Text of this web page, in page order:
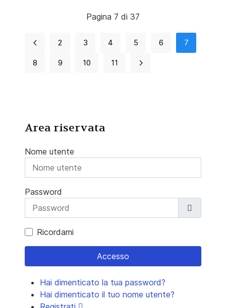
Pagina 7 di 37
2 3 4 5 6 7
8 9 10 11
Area riservata
Nome utente
Password
Ricordami
Accesso
Hai dimenticato la tua password?
Hai dimenticato il tuo nome utente?